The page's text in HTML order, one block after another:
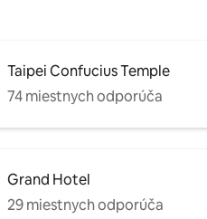
Taipei Confucius Temple
74 miestnych odporúča
Grand Hotel
29 miestnych odporúča